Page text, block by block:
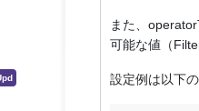
また、
可能な値（
設定例は以下の